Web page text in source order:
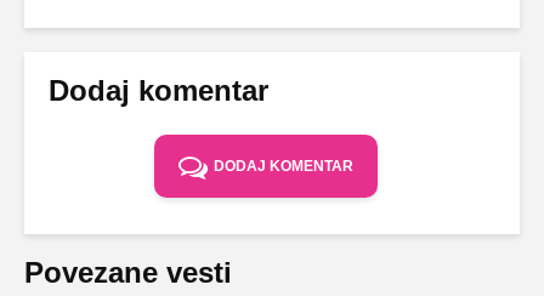
Dodaj komentar
DODAJ KOMENTAR
Povezane vesti